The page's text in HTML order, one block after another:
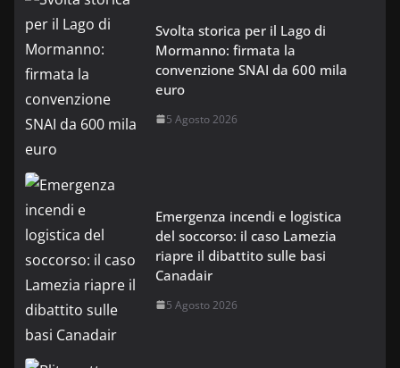
Svolta storica per il Lago di
Mormanno: firmata la
convenzione SNAI da 600 mila
euro
5 Agosto 2026
Emergenza incendi e logistica
del soccorso: il caso Lamezia
riapre il dibattito sulle basi
Canadair
5 Agosto 2026